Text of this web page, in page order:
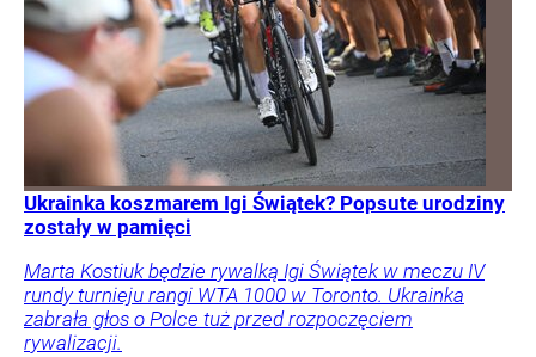
Ukrainka koszmarem Igi Świątek? Popsute urodziny
zostały w pamięci
Marta Kostiuk będzie rywalką Igi Świątek w meczu IV
rundy turnieju rangi WTA 1000 w Toronto. Ukrainka
zabrała głos o Polce tuż przed rozpoczęciem
rywalizacji.